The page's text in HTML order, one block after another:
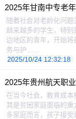
2025年甘南中专老
随着社会对老龄化问题
越来越多的学生，特别
边地区的青年，开始
务与护……
2025/10/24 12:32:18
2025年贵州航天职
在当今社会，教育成
其是贫困家庭面临的
多家庭而言，孩子接